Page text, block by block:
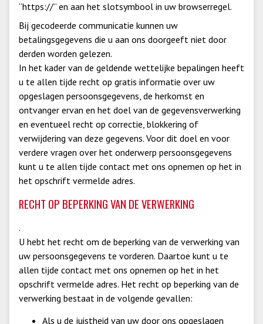
“https://” en aan het slotsymbool in uw browserregel.
Bij gecodeerde communicatie kunnen uw
betalingsgegevens die u aan ons doorgeeft niet door
derden worden gelezen.
In het kader van de geldende wettelijke bepalingen heeft
u te allen tijde recht op gratis informatie over uw
opgeslagen persoonsgegevens, de herkomst en
ontvanger ervan en het doel van de gegevensverwerking
en eventueel recht op correctie, blokkering of
verwijdering van deze gegevens. Voor dit doel en voor
verdere vragen over het onderwerp persoonsgegevens
kunt u te allen tijde contact met ons opnemen op het in
het opschrift vermelde adres.
RECHT OP BEPERKING VAN DE VERWERKING
.
U hebt het recht om de beperking van de verwerking van
uw persoonsgegevens te vorderen. Daartoe kunt u te
allen tijde contact met ons opnemen op het in het
opschrift vermelde adres. Het recht op beperking van de
verwerking bestaat in de volgende gevallen:
Als u de juistheid van uw door ons opgeslagen